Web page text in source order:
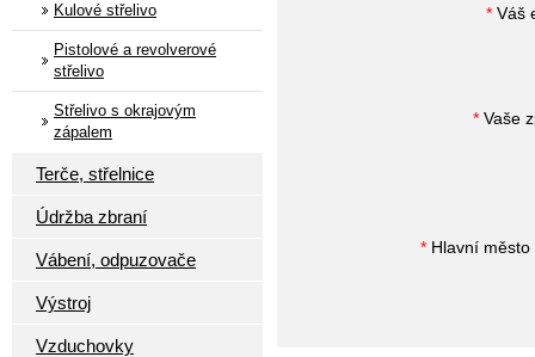
Kulové střelivo
Pistolové a revolverové
střelivo
Střelivo s okrajovým
zápalem
Terče, střelnice
Údržba zbraní
Vábení, odpuzovače
Výstroj
Vzduchovky
* Váš
* Vaše
* Hlavní město